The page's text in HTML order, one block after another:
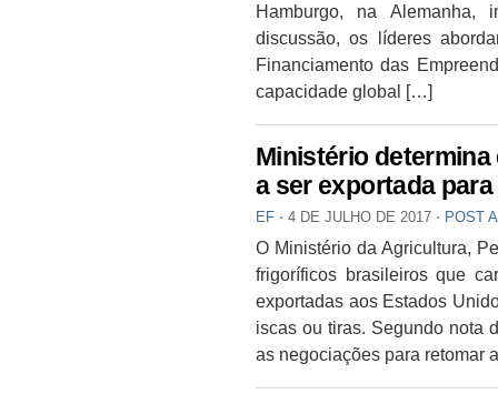
Hamburgo, na Alemanha,
discussão, os líderes
Financiamento das
capacidade global […]
Ministério
a ser exportada
EF ⋅ 4 DE JULHO DE 2017 ⋅ POST
O Ministério da Agricultura,
frigoríficos brasileiros que
exportadas aos Estados
iscas ou tiras. Segundo nota
as negociações para retomar